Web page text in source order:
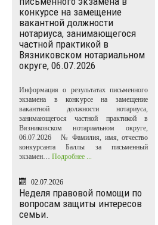
конкурсе на замещение
вакантной должности
нотариуса, занимающегося
частной практикой в
Вязниковском нотариальном
округе, 06.07.2026
Информация о результатах письменного
экзамена в конкурсе на замещение
вакантной должности нотариуса,
занимающегося частной практикой в
Вязниковском нотариальном округе,
06.07.2026 № Фамилия, имя, отчество
конкурсанта Баллы за письменный
экзамен… Подробнее ...
02.07.2026
Неделя правовой помощи по
вопросам защиты интересов
семьи.